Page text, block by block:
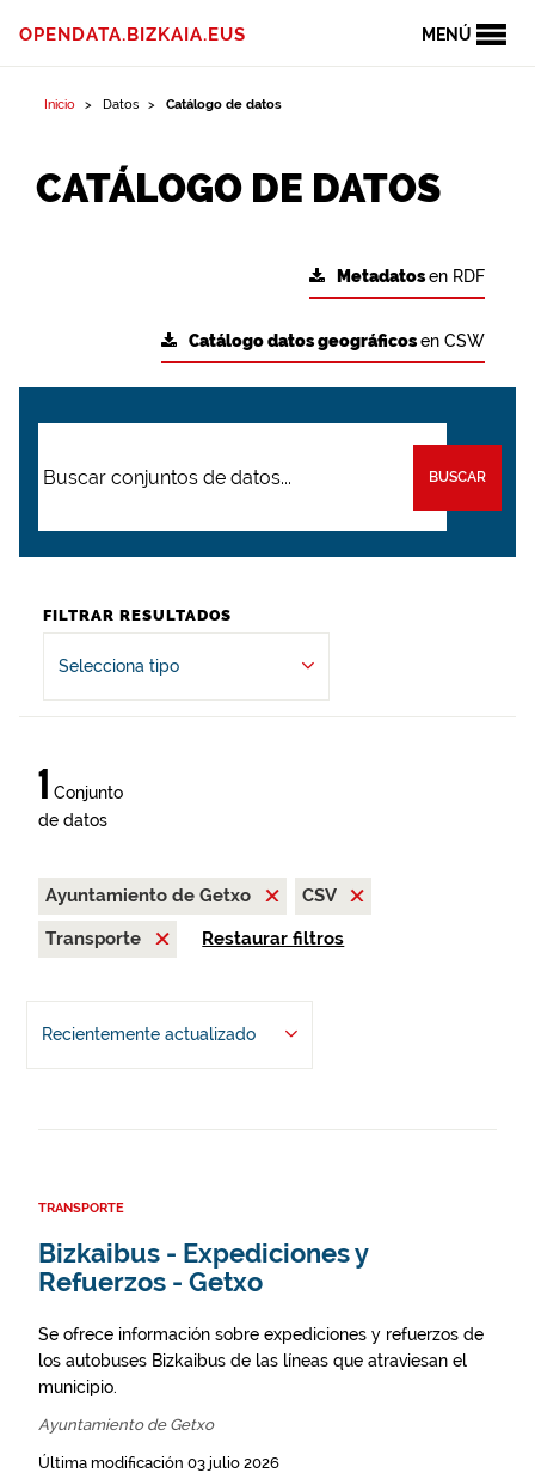
MENÚ
OPENDATA.BIZKAIA.EUS
Inicio Datos Catálogo de datos
CATÁLOGO DE DATOS
Metadatosen RDF
Catálogo datos geográficosen CSW
BUSCAR
FILTRAR RESULTADOS
Selecciona tipo
1 Conjunto
de datos
Ayuntamiento de Getxo
CSV
Transporte
Restaurar filtros
Recientemente actualizado
TRANSPORTE
Bizkaibus - Expediciones y
Refuerzos - Getxo
Se ofrece información sobre expediciones y refuerzos de
los autobuses Bizkaibus de las líneas que atraviesan el
municipio.
Ayuntamiento de Getxo
Última modificación 03 julio 2026